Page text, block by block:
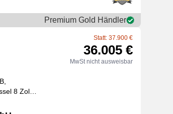
Premium Gold Händler
Statt: 37.900 €
36.005 €
MwSt nicht ausweisbar
8 Zoll,